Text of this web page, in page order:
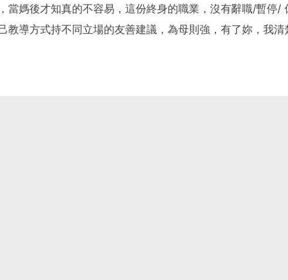
當媽後才知真的不容易，這份終身的職業，沒有辭職/暫停/
教導方式持不同立場的友善建議，為母則強，有了妳，我清